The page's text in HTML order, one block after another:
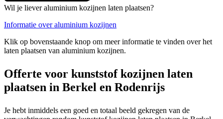
Wil je liever aluminium kozijnen laten plaatsen?
Informatie over aluminium kozijnen
Klik op bovenstaande knop om meer informatie te vinden over het
laten plaatsen van aluminium kozijnen.
Offerte voor kunststof kozijnen laten
plaatsen in Berkel en Rodenrijs
Je hebt inmiddels een goed en totaal beeld gekregen van de